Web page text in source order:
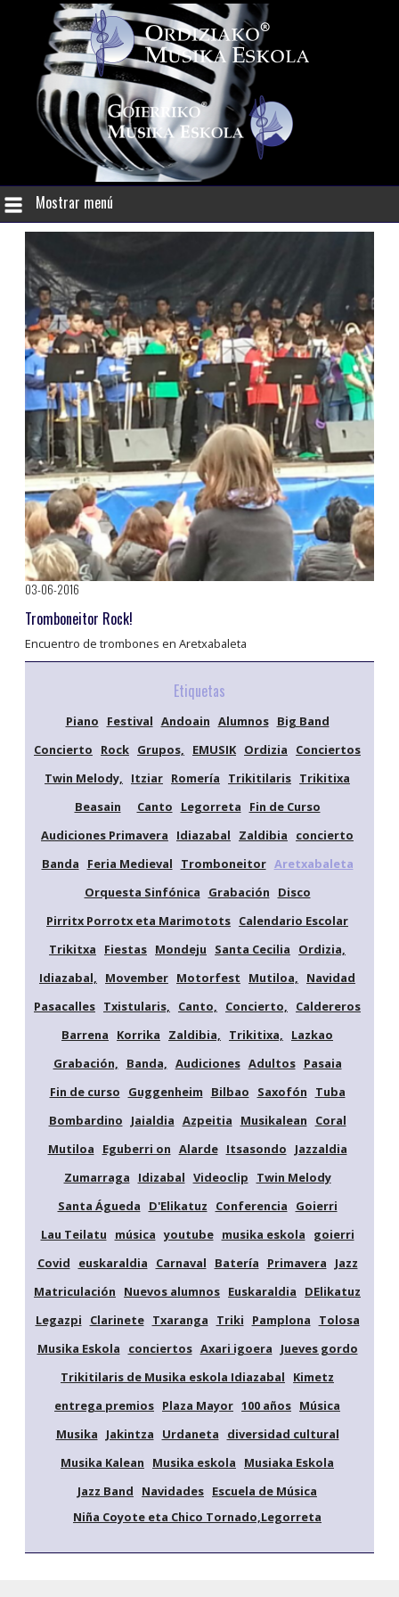
Mostrar menú
03-06-2016
Tromboneitor Rock!
Encuentro de trombones en Aretxabaleta
Etiquetas
Piano Festival Andoain Alumnos Big Band
Concierto
Rock Grupos, EMUSIK Ordizia
Conciertos
Twin Melody,
Itziar Romería Trikitilaris Trikitixa
Beasain
Canto Legorreta
Fin de Curso
Audiciones Primavera
Idiazabal Zaldibia
concierto
Banda
Feria Medieval Tromboneitor Aretxabaleta
Orquesta Sinfónica
Grabación
Disco
Pirritx Porrotx eta Marimotots Calendario Escolar
Trikitxa
Fiestas Mondeju Santa Cecilia
Ordizia,
Idiazabal,
Movember Motorfest Mutiloa,
Navidad
Pasacalles Txistularis, Canto, Concierto,
Caldereros
Barrena
Korrika Zaldibia, Trikitixa,
Lazkao
Grabación,
Banda, Audiciones Adultos Pasaia
Fin de curso
Guggenheim Bilbao Saxofón
Tuba
Bombardino
Jaialdia Azpeitia Musikalean
Coral
Mutiloa
Eguberri on Alarde Itsasondo
Jazzaldia
Zumarraga
Idizabal Videoclip
Twin Melody
Santa Águeda
D'Elikatuz Conferencia
Goierri
Lau Teilatu
música youtube musika eskola
goierri
Covid
euskaraldia Carnaval Batería Primavera
Jazz
Matriculación
Nuevos alumnos Euskaraldia
DElikatuz
Legazpi
Clarinete Txaranga Triki Pamplona
Tolosa
Musika Eskola
conciertos Axari igoera
Jueves gordo
Trikitilaris de Musika eskola Idiazabal
Kimetz
entrega premios Plaza Mayor 100 años Música
Musika
Jakintza Urdaneta
diversidad cultural
Musika Kalean
Musika eskola
Musiaka Eskola
Jazz Band
Navidades Escuela de Música
Niña Coyote eta Chico Tornado,Legorreta